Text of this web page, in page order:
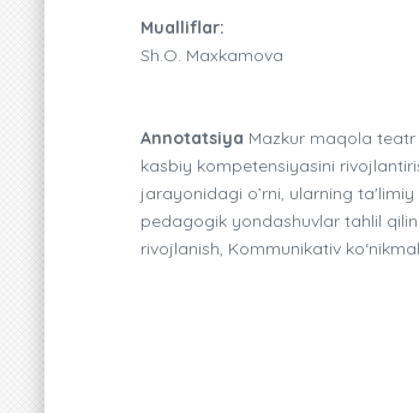
Mualliflar:
Sh.O. Maxkamova
Annotatsiya Mazkur maqola
kasbiy kompetensiyasini
jarayonidagi o’rni, ularning
pedagogik yondashuvlar tahlil
rivojlanish, Kommunikativ